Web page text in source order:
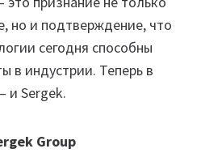
но и подтверждение, что
сегодня способны
в индустрии. Теперь в
и Sergek.
Group